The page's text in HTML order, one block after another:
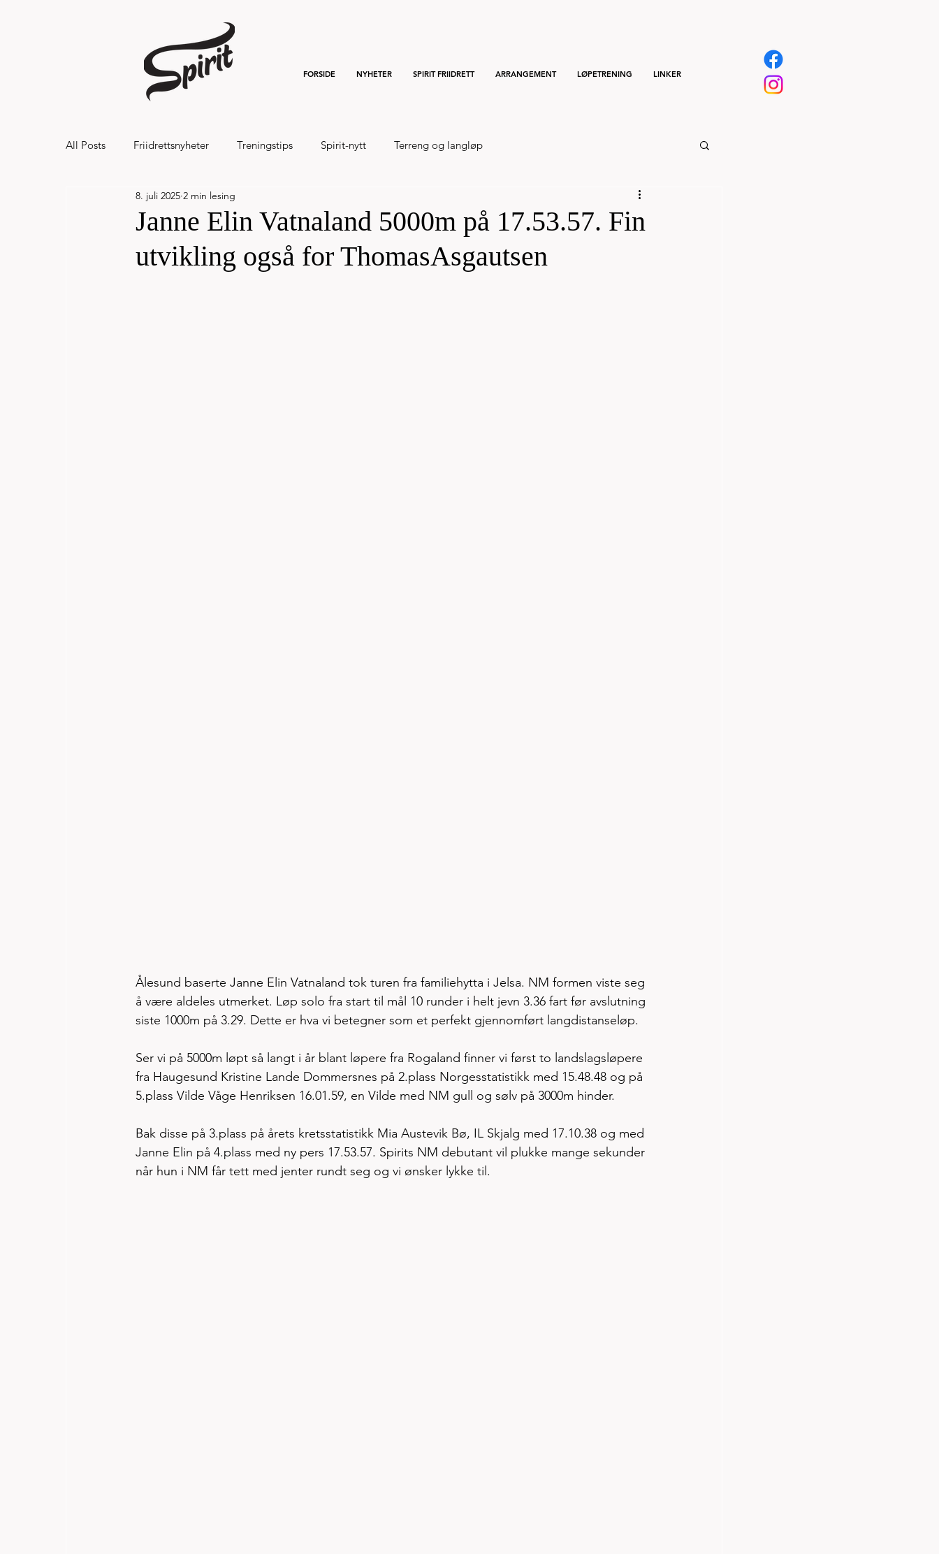
FORSIDE NYHETER SPIRIT FRIIDRETT ARRANGEMENT LØPETRENING LINKER
All Posts Friidrettsnyheter Treningstips Spirit-nytt Terreng og langløp
Hålandsvannet halvmaraton og 7km 20
Janne Elin Vatnaland 5000m på 17.53.57. Fin
utvikling også for ThomasAsgautsen
8. juli 2025 2 min lesing
Ålesund baserte Janne Elin Vatnaland tok turen fra familiehytta i Jelsa. NM formen viste seg
å være aldeles utmerket. Løp solo fra start til mål 10 runder i helt jevn 3.36 fart før avslutning
siste 1000m på 3.29. Dette er hva vi betegner som et perfekt gjennomført langdistanseløp.
Ser vi på 5000m løpt så langt i år blant løpere fra Rogaland finner vi først to landslagsløpere
fra Haugesund Kristine Lande Dommersnes på 2.plass Norgesstatistikk med 15.48.48 og på
5.plass Vilde Våge Henriksen 16.01.59, en Vilde med NM gull og sølv på 3000m hinder.
Bak disse på 3.plass på årets kretsstatistikk Mia Austevik Bø, IL Skjalg med 17.10.38 og med
Janne Elin på 4.plass med ny pers 17.53.57. Spirits NM debutant vil plukke mange sekunder
når hun i NM får tett med jenter rundt seg og vi ønsker lykke til.